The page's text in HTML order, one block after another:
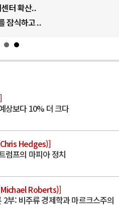
산..
하고 ..
상보다 10% 더 크다
Hedges)]
럼프의 마피아 정치
Roberts)]
2부: 비주류 경제학과 마르크스주의